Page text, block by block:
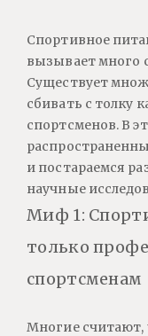
Спортивное
вызывает много
Существует
сбивать с толку
спортсменов. В
и постараемся
научные
Миф 1:
только
спортсменам
Многие считают,